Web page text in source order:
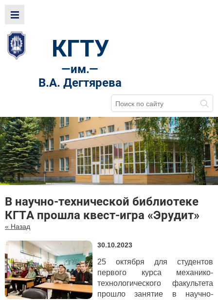
КГТУ
—им.—
В.А. Дегтярева
В научно-технической библиотеке
КГТА прошла квест-игра «Эрудит»
« Назад
30.10.2023
25 октября для студентов
первого курса механико-
технологического факультета
прошло занятие в научно-